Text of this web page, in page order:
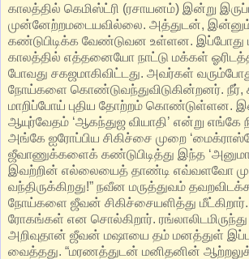
காலத்தில் கெமிஸ்ட்ரி (ரசாயனம்) இன்று
முன்னேற்றமடையவில் லை. அத்துடன்,
கண்டுபிடிக்க வேண்டுவன உள்ளன. இப்போது
காலத்தில் எத்தனையோ நாட்டு மக்கள்
போவது சகஜமாகிவிட்டது. அவர்கள் வரும்போது
நோய்களை கொண்டுவந்துவிடுகின்றனர். நீர்,
மாறிப்போய் புதிய தோற்றம் கொண்டுள்ளன.
ஆயுர்வேதம் ‘ஆகந்துஜ வியாதி’ என்று எங்கே
அங்கே ஐரோப்பிய சிகிச்சை முறை
ஜீவாணுக்களைக் கண்டுபிடித்து இந்த
இவற்றின் எல் லையைத் தாண்டி எவ்வளவோ
வந்திருக்கிறது!” நவீன மருத்துவம்
நோய்களை ஜீவன் சிகிச்சையளித்து
ரோகங்கள் என சொல்கிறார்.
அறிவுதான் ஜீவன் மஷாயை தம் மனத்துள்
வைத்தது. “மரணத்துடன் மனிதனின்